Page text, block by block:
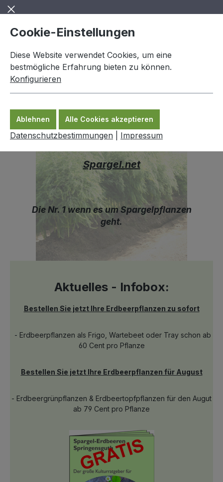
Zum Hauptinhalt springen
0,00 €
Herzlich Willkommen bei
Spargel.net
Die Nr. 1 wenn es um Spargelpflanzen
geht.
Aktuelles - Infobox:
Bestellen Sie jetzt Ihre Erdbeerpflanzen zu sofort
- Erdbeerpflanzen als Frigo, Wartebeet oder Tray schon ab
60 Cent pro Pflanze
Bestellen Sie jetzt Ihre Erdbeerpflanzen für August
- Erdbeergrünpflanzen & Erdbeertopfpflanzen für den Augut
ab 79 Cent pro Pflanze
Cookie-Einstellungen
Diese Website verwendet Cookies, um eine
bestmögliche Erfahrung bieten zu können.
Konfigurieren
Ablehnen Alle Cookies akzeptieren
Datenschutzbestimmungen Impressum